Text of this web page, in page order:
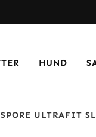
HUND
SPORE ULTRAFIT